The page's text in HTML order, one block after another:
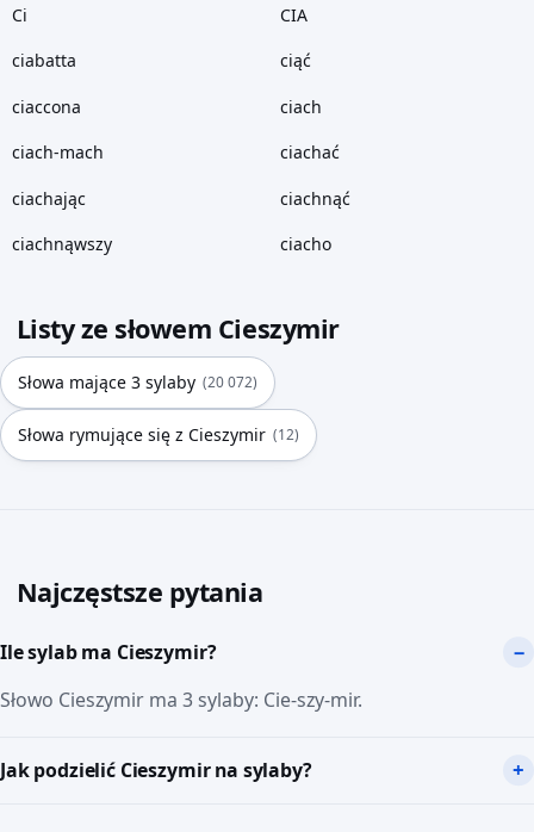
Ci CIA
ciabatta ciąć
ciaccona ciach
ciach-mach ciachać
ciachając ciachnąć
ciachnąwszy ciacho
Listy ze słowem Cieszymir
Słowa mające 3 sylaby (20 072)
Słowa rymujące się z Cieszymir (12)
Najczęstsze pytania
Ile sylab ma Cieszymir?
Słowo Cieszymir ma 3 sylaby: Cie-szy-mir.
Jak podzielić Cieszymir na sylaby?